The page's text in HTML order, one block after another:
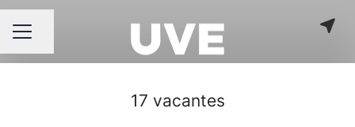
MENÚ DE EMPLEO
Compartir página
17 vacantes